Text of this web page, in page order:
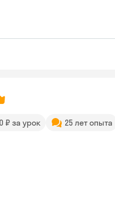
₽ за урок 25 лет опыта